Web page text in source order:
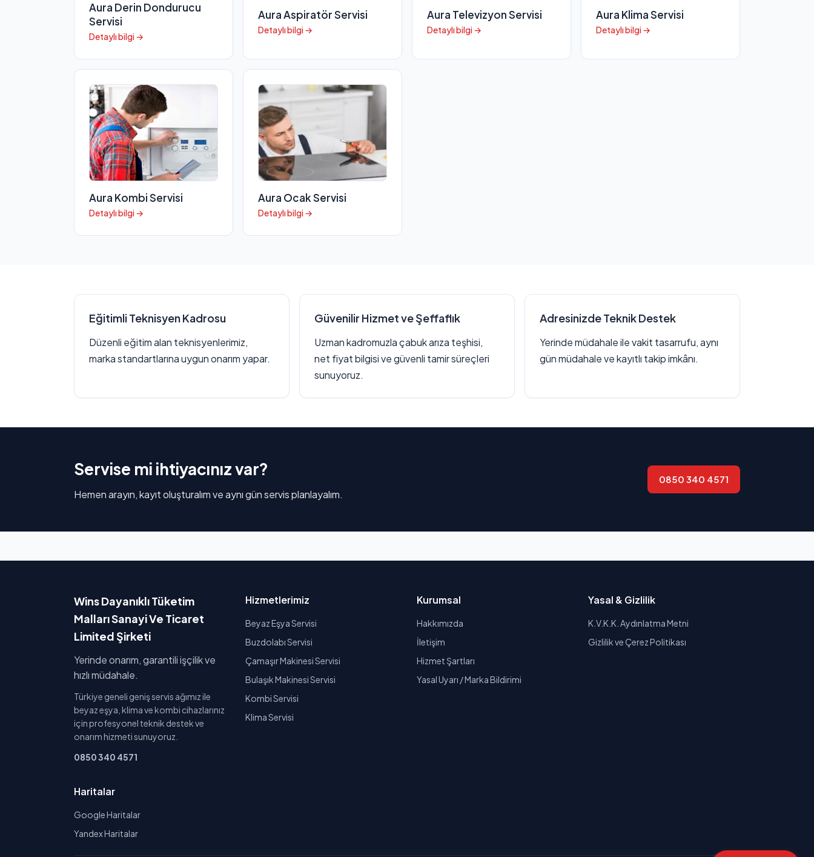
Aura Derin Dondurucu
Servisi
Detaylı bilgi →
Aura Aspiratör Servisi
Detaylı bilgi →
Aura Televizyon Servisi
Detaylı bilgi →
Aura Klima Servisi
Detaylı bilgi →
Aura Kombi Servisi
Detaylı bilgi →
Aura Ocak Servisi
Detaylı bilgi →
Eğitimli Teknisyen Kadrosu
Düzenli eğitim alan teknisyenlerimiz,
marka standartlarına uygun onarım yapar.
Güvenilir Hizmet ve Şeffaflık
Uzman kadromuzla çabuk arıza teşhisi,
net fiyat bilgisi ve güvenli tamir süreçleri
sunuyoruz.
Adresinizde Teknik Destek
Yerinde müdahale ile vakit tasarrufu, aynı
gün müdahale ve kayıtlı takip imkânı.
Servise mi ihtiyacınız var?
Hemen arayın, kayıt oluşturalım ve aynı gün servis planlayalım.
0850 340 4571
Wins Dayanıklı Tüketim
Malları Sanayi Ve Ticaret
Limited Şirketi
Yerinde onarım, garantili işçilik ve
hızlı müdahale.
Türkiye geneli geniş servis ağımız ile
beyaz eşya, klima ve kombi cihazlarınız
için profesyonel teknik destek ve
onarım hizmeti sunuyoruz.
0850 340 4571
Hizmetlerimiz
Beyaz Eşya Servisi
Buzdolabı Servisi
Çamaşır Makinesi Servisi
Bulaşık Makinesi Servisi
Kombi Servisi
Klima Servisi
Kurumsal
Hakkımızda
İletişim
Hizmet Şartları
Yasal Uyarı / Marka Bildirimi
Yasal & Gizlilik
K.V.K.K. Aydınlatma Metni
Gizlilik ve Çerez Politikası
Haritalar
Google Haritalar
Yandex Haritalar